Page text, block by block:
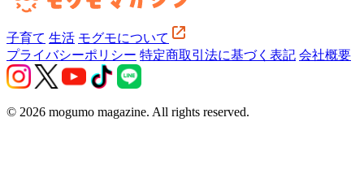
子育て 生活 モグモについて
プライバシーポリシー 特定商取引法に基づく表記 会社概要
© 2026 mogumo magazine. All rights reserved.